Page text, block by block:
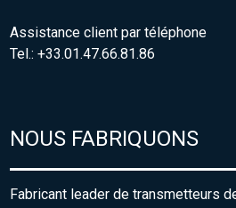
Assistance client par téléphone
Tel.: +33.01.47.66.81.86
NOUS FABRIQUONS
Fabricant leader de transmetteurs